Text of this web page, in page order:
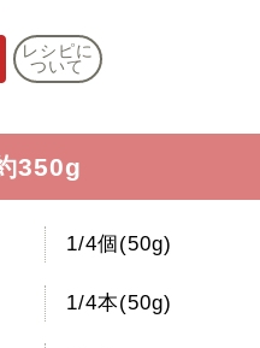
レシピに
ついて
350g
1/4個(50g)
1/4本(50g)